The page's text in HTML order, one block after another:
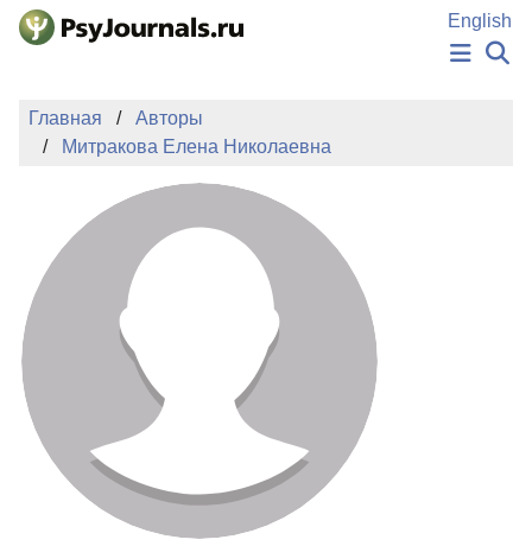
Перейти к основному содержанию
English
ИЗДАНИЯ
ПОДАТЬ РУКОПИСЬ
БАЗА ЗНАНИЙ
КЛЮЧЕВЫЕ СЛОВА
Регистрация
Главная
Авторы
Митракова Елена Николаевна